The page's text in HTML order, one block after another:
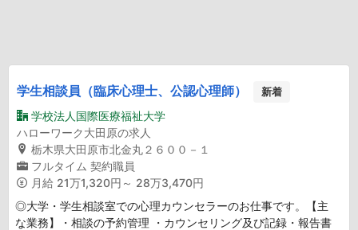
学生相談員（臨床心理士、公認心理師） 新着
学校法人国際医療福祉大学
ハローワーク大田原の求人
栃木県大田原市北金丸２６００－１
フルタイム 契約職員
月給 21万1,320円～ 28万3,470円
◎大学・学生相談室での心理カウンセラーのお仕事です。【主
な業務】・相談の予約管理 ・カウンセリング及び記録・報告書